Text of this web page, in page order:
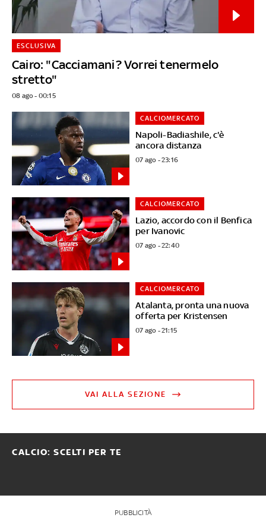
Cairo: "Cacciamani? Vorrei tenermelo
stretto"
ESCLUSIVA
08 ago - 00:15
Napoli-Badiashile, c'è
ancora distanza
CALCIOMERCATO
07 ago - 23:16
Lazio, accordo con il Benfica
per Ivanovic
CALCIOMERCATO
07 ago - 22:40
Atalanta, pronta una nuova
offerta per Kristensen
CALCIOMERCATO
07 ago - 21:15
VAI ALLA SEZIONE
CALCIO: SCELTI PER TE
PUBBLICITÀ